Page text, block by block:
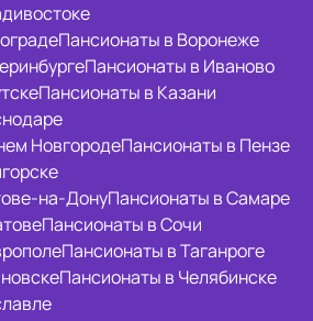
Пансионаты в Воронеже
Пансионаты в Иваново
Пансионаты в Казани
НовгородеПансионаты в Пензе
на-ДонуПансионаты в Самаре
Пансионаты в Сочи
Пансионаты в Таганроге
Пансионаты в Челябинске